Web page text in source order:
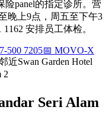
险panel的指定诊所。营
晚上9点，周五至下午3
安排员工体检。
500 7205📅 MOVO-X
近Swan Garden Hotel
2
Seri Alam